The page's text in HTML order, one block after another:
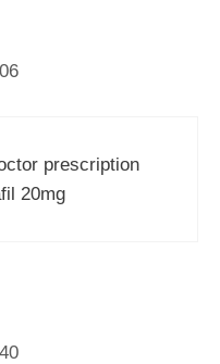
prescription
20mg